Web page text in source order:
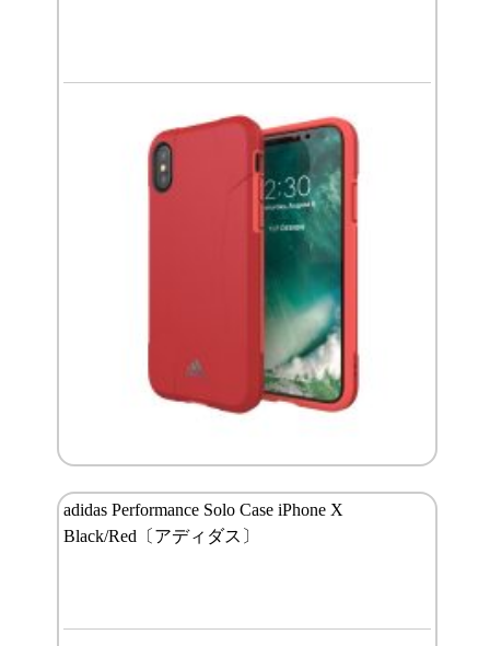
adidas Performance Solo Case iPhone X
Black/Red〔アディダス〕